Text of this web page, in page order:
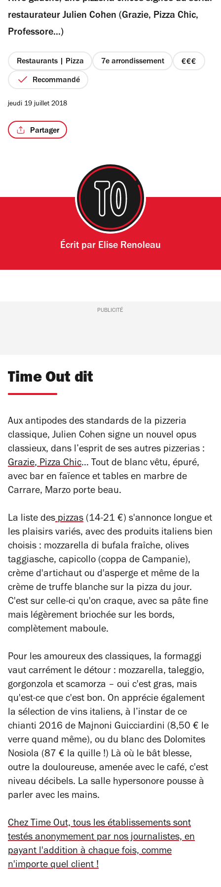
étoiles
restaurateur Julien Cohen (Grazie, Pizza Chic,
Professore…)
Restaurants | Pizza 7e arrondissement
prix
Recommandé
jeudi 19 juillet 2018
Partager
Écrit par Elise Renoleau
PUBLICITÉ
Time Out dit
Aux antipodes des standards de la pizzeria
classique, Julien Cohen signe un nouvel opus
classieux, dans l’esprit de ses autres pizzerias :
Grazie, Pizza Chic… Tout de blanc vêtu, épuré,
avec bar en faïence et tables en marbre de
Carrare, Marzo porte beau.
La liste des pizzas (14-21 €) s'annonce longue et
les plaisirs variés, avec des produits italiens bien
choisis : mozzarella di bufala fraîche, olives
taggiasche, capicollo (coppa de Campanie),
crème d'artichaut ou d'asperge et même de la
crème de truffe blanche sur la pizza du jour.
C'est sur celle-ci qu'on craque, avec sa pâte fine
mais légèrement briochée sur les bords,
complètement maboule.
Pour les amoureux des classiques, la formaggi
vaut carrément le détour : mozzarella, taleggio,
gorgonzola et scamorza – oui c'est gras, mais
qu'est-ce que c'est bon. On apprécie également
la sélection de vins italiens, à l’instar de ce
chianti 2016 de Majnoni Guicciardini (8,50 € le
verre quand même), ou du blanc des Dolomites
Nosiola (87 € la quille !) Là où le bât blesse,
outre la douloureuse, amenée avec le café, c'est
niveau décibels. La salle hypersonore pousse à
parler avec les mains.
Chez Time Out, tous les établissements sont
testés anonymement par nos journalistes, en
payant l'addition à chaque fois, comme
n'importe quel client !